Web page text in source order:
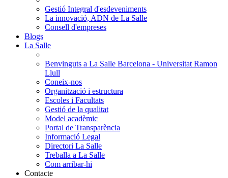
Gestió Integral d'esdeveniments
La innovació, ADN de La Salle
Consell d'empreses
Blogs
La Salle
Benvinguts a La Salle Barcelona - Universitat Ramon
Llull
Coneix-nos
Organització i estructura
Escoles i Facultats
Gestió de la qualitat
Model acadèmic
Portal de Transparència
Informació Legal
Directori La Salle
Treballa a La Salle
Com arribar-hi
Contacte